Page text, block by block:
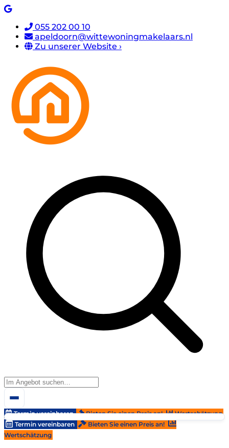
055 202 00 10
apeldoorn@wittewoningmakelaars.nl
Zu unserer Website ›
Termin vereinbaren Bieten Sie einen Preis an!
Wertschätzung
Termin vereinbaren
Bieten Sie einen Preis an!
Wertschätzung